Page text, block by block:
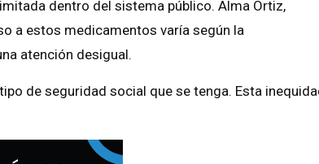
dentro del sistema público. Alma Ortiz,
a estos medicamentos varía según la
atención desigual.
de seguridad social que se tenga. Esta